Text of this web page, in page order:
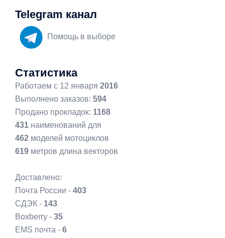
Telegram канал
Помощь в выборе
Статистика
Работаем с 12 января 2016
Выполнено заказов: 594
Продано прокладок: 1168
431 наименований для
462 моделей мотоциклов
619 метров длина векторов
Доставлено:
Почта России - 403
СДЭК - 143
Boxberry - 35
EMS почта - 6